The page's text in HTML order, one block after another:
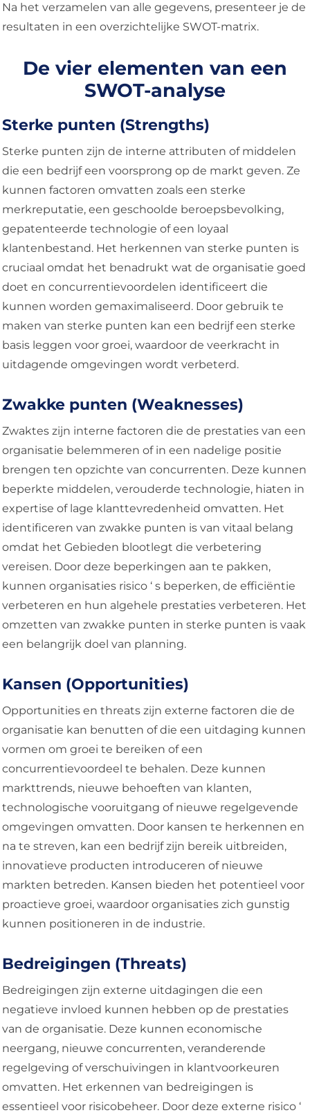
Na het verzamelen van alle gegevens, presenteer je de
resultaten in een overzichtelijke SWOT-matrix.
De vier elementen van een
SWOT-analyse
Sterke punten (Strengths)
Sterke punten zijn de interne attributen of middelen
die een bedrijf een voorsprong op de markt geven. Ze
kunnen factoren omvatten zoals een sterke
merkreputatie, een geschoolde beroepsbevolking,
gepatenteerde technologie of een loyaal
klantenbestand. Het herkennen van sterke punten is
cruciaal omdat het benadrukt wat de organisatie goed
doet en concurrentievoordelen identificeert die
kunnen worden gemaximaliseerd. Door gebruik te
maken van sterke punten kan een bedrijf een sterke
basis leggen voor groei, waardoor de veerkracht in
uitdagende omgevingen wordt verbeterd.
Zwakke punten (Weaknesses)
Zwaktes zijn interne factoren die de prestaties van een
organisatie belemmeren of in een nadelige positie
brengen ten opzichte van concurrenten. Deze kunnen
beperkte middelen, verouderde technologie, hiaten in
expertise of lage klanttevredenheid omvatten. Het
identificeren van zwakke punten is van vitaal belang
omdat het Gebieden blootlegt die verbetering
vereisen. Door deze beperkingen aan te pakken,
kunnen organisaties risico ‘ s beperken, de efficiëntie
verbeteren en hun algehele prestaties verbeteren. Het
omzetten van zwakke punten in sterke punten is vaak
een belangrijk doel van planning.
Kansen (Opportunities)
Opportunities en threats zijn externe factoren die de
organisatie kan benutten of die een uitdaging kunnen
vormen om groei te bereiken of een
concurrentievoordeel te behalen. Deze kunnen
markttrends, nieuwe behoeften van klanten,
technologische vooruitgang of nieuwe regelgevende
omgevingen omvatten. Door kansen te herkennen en
na te streven, kan een bedrijf zijn bereik uitbreiden,
innovatieve producten introduceren of nieuwe
markten betreden. Kansen bieden het potentieel voor
proactieve groei, waardoor organisaties zich gunstig
kunnen positioneren in de industrie.
Bedreigingen (Threats)
Bedreigingen zijn externe uitdagingen die een
negatieve invloed kunnen hebben op de prestaties
van de organisatie. Deze kunnen economische
neergang, nieuwe concurrenten, veranderende
regelgeving of verschuivingen in klantvoorkeuren
omvatten. Het erkennen van bedreigingen is
essentieel voor risicobeheer. Door deze externe risico ‘